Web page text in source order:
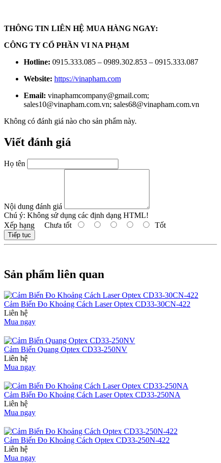
THÔNG TIN LIÊN HỆ MUA HÀNG NGAY:
CÔNG TY CỔ PHẦN VI NA PHẠM
Hotline: 0915.333.085 – 0989.302.853 – 0915.333.087
Website: https://vinapham.com
Email: vinaphamcompany@gmail.com;
sales10@vinapham.com.vn; sales68@vinapham.com.vn
Không có đánh giá nào cho sản phẩm này.
Viết đánh giá
Họ tên
Nội dung đánh giá
Chú ý: Không sử dụng các định dạng HTML!
Xếp hạng Chưa tốt Tốt
Tiếp tục
Sản phẩm liên quan
Cảm Biến Đo Khoảng Cách Laser Optex CD33-30CN-422
Liên hệ
Mua ngay
Cảm Biến Quang Optex CD33-250NV
Liên hệ
Mua ngay
Cảm Biến Đo Khoảng Cách Laser Optex CD33-250NA
Liên hệ
Mua ngay
Cảm Biến Đo Khoảng Cách Optex CD33-250N-422
Liên hệ
Mua ngay